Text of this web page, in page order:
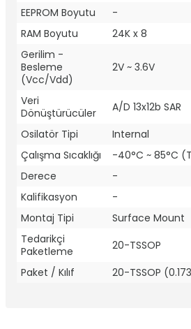
EEPROM Boyutu
-
RAM Boyutu
24K x 8
Gerilim -
Besleme
(Vcc/Vdd)
2V ~ 3.6V
Veri
Dönüştürücüler
A/D 13x12b SAR
Osilatör Tipi
Internal
Çalışma Sıcaklığı
-40°C ~ 85°C
Derece
-
Kalifikasyon
-
Montaj Tipi
Surface Mount
Tedarikçi
Paketleme
20-TSSOP
Paket / Kılıf
20-TSSOP